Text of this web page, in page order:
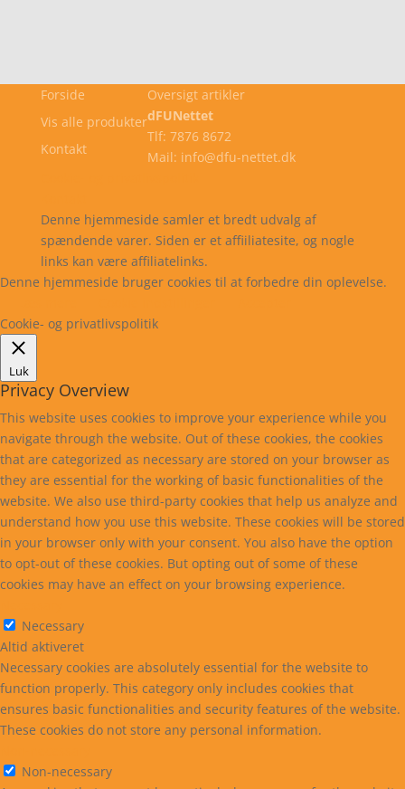
Forside
Vis alle produkter
Kontakt
Oversigt artikler
dFUNettet
Tlf: 7876 8672
Mail: info@dfu-nettet.dk
Denne hjemmeside samler et bredt udvalg af
spændende varer. Siden er et affiiliatesite, og nogle
links kan være affiliatelinks.
Denne hjemmeside bruger cookies til at forbedre din oplevelse.
Cookie- og privatlivspolitik
Luk
Privacy Overview
This website uses cookies to improve your experience while you
navigate through the website. Out of these cookies, the cookies
that are categorized as necessary are stored on your browser as
they are essential for the working of basic functionalities of the
website. We also use third-party cookies that help us analyze and
understand how you use this website. These cookies will be stored
in your browser only with your consent. You also have the option
to opt-out of these cookies. But opting out of some of these
cookies may have an effect on your browsing experience.
Necessary
Altid aktiveret
Necessary cookies are absolutely essential for the website to
function properly. This category only includes cookies that
ensures basic functionalities and security features of the website.
These cookies do not store any personal information.
Non-necessary